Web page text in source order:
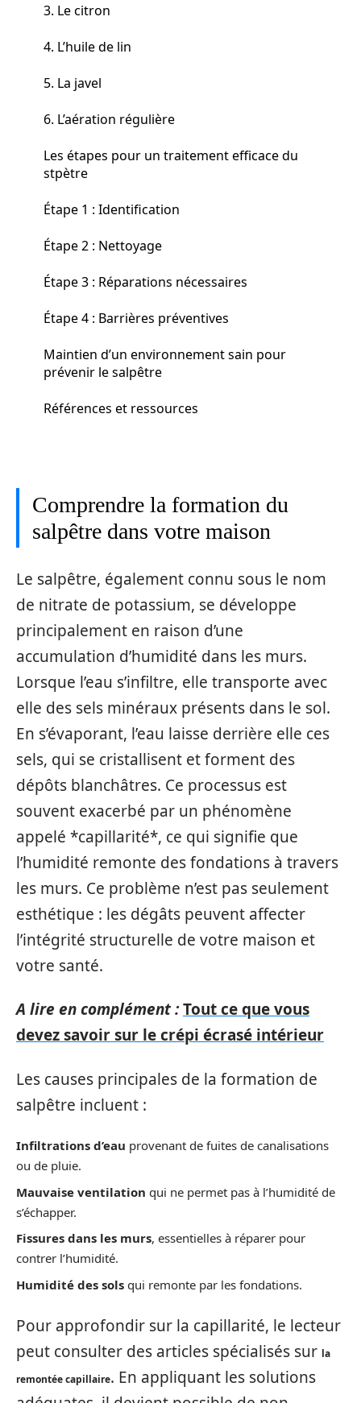
3. Le citron
4. L’huile de lin
5. La javel
6. L’aération régulière
Les étapes pour un traitement efficace du
stpètre
Étape 1 : Identification
Étape 2 : Nettoyage
Étape 3 : Réparations nécessaires
Étape 4 : Barrières préventives
Maintien d’un environnement sain pour
prévenir le salpêtre
Références et ressources
Comprendre la formation du
salpêtre dans votre maison
Le salpêtre, également connu sous le nom
de nitrate de potassium, se développe
principalement en raison d’une
accumulation d’humidité dans les murs.
Lorsque l’eau s’infiltre, elle transporte avec
elle des sels minéraux présents dans le sol.
En s’évaporant, l’eau laisse derrière elle ces
sels, qui se cristallisent et forment des
dépôts blanchâtres. Ce processus est
souvent exacerbé par un phénomène
appelé *capillarité*, ce qui signifie que
l’humidité remonte des fondations à travers
les murs. Ce problème n’est pas seulement
esthétique : les dégâts peuvent affecter
l’intégrité structurelle de votre maison et
votre santé.
A lire en complément :Tout ce que vous
devez savoir sur le crépi écrasé intérieur
Les causes principales de la formation de
salpêtre incluent :
Infiltrations d’eau provenant de fuites de canalisations
ou de pluie.
Mauvaise ventilation qui ne permet pas à l’humidité de
s’échapper.
Fissures dans les murs, essentielles à réparer pour
contrer l’humidité.
Humidité des sols qui remonte par les fondations.
Pour approfondir sur la capillarité, le lecteur
peut consulter des articles spécialisés sur la
remontée capillaire. En appliquant les solutions